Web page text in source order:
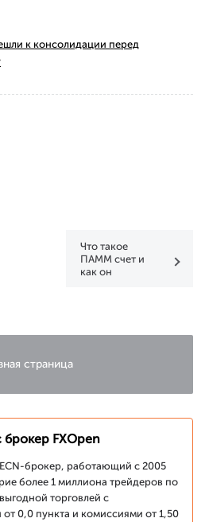
к консолидации перед
Что такое
ПАММ счет и
как он
страница
FXOpen
брокер, работающий с 2005
более 1 миллиона трейдеров по
торговлей с
0,0 пункта и комиссиями от 1,50